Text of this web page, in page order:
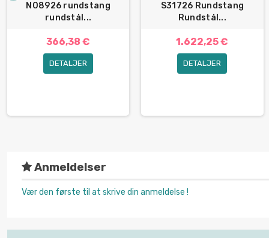
N08926 rundstang
rundstål...
366,38 €
DETALJER
S31726 Rundstang
Rundstål...
1.622,25 €
DETALJER
Anmeldelser
Vær den første til at skrive din anmeldelse !